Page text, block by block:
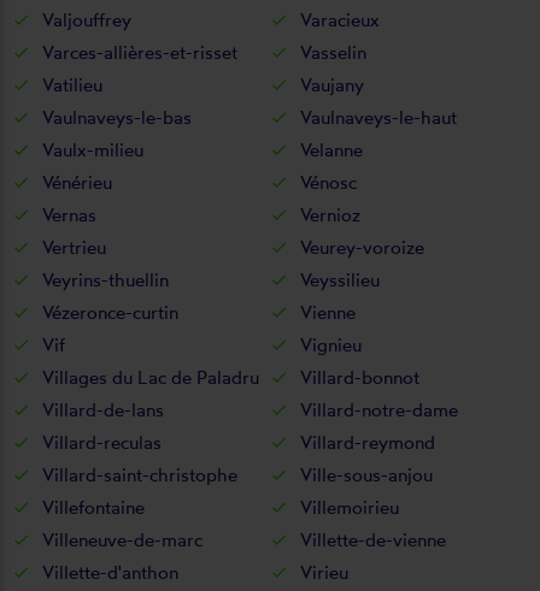
Valjouffrey
Varacieux
Varces-allières-et-risset
Vasselin
Vatilieu
Vaujany
Vaulnaveys-le-bas
Vaulnaveys-le-haut
Vaulx-milieu
Velanne
Vénérieu
Vénosc
Vernas
Vernioz
Vertrieu
Veurey-voroize
Veyrins-thuellin
Veyssilieu
Vézeronce-curtin
Vienne
Vif
Vignieu
Villages du Lac de Paladru
Villard-bonnot
Villard-de-lans
Villard-notre-dame
Villard-reculas
Villard-reymond
Villard-saint-christophe
Ville-sous-anjou
Villefontaine
Villemoirieu
Villeneuve-de-marc
Villette-de-vienne
Villette-d'anthon
Virieu